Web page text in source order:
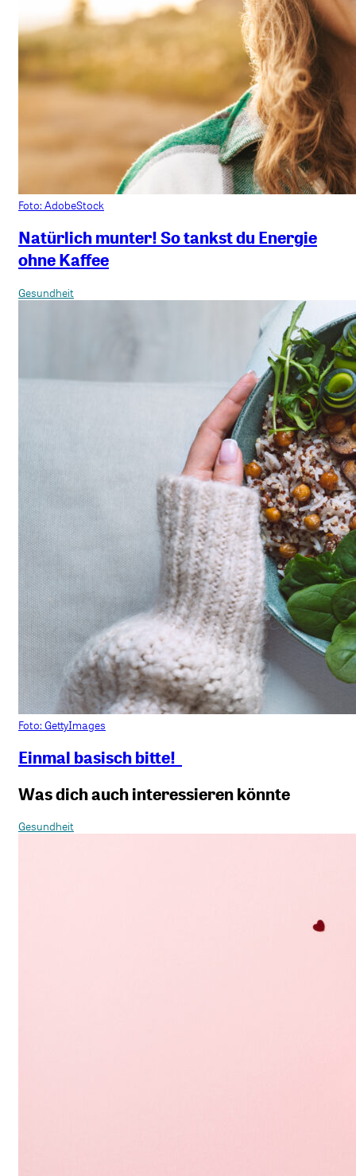
Foto: AdobeStock
Natürlich munter! So tankst du Energie
ohne Kaffee
Gesundheit
Foto: GettyImages
Einmal basisch bitte!
Was dich auch interessieren könnte
Gesundheit